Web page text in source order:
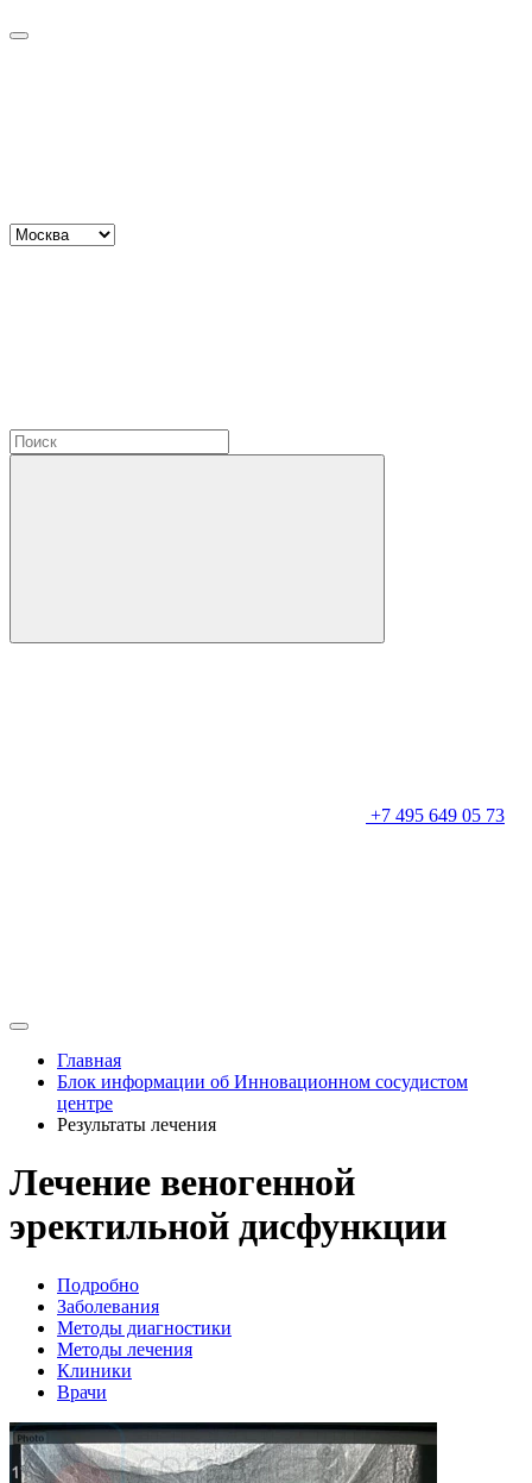
+7 495 649 05 73
Главная
Блок информации об Инновационном сосудистом
центре
Результаты лечения
Лечение веногенной
эректильной дисфункции
Подробно
Заболевания
Методы диагностики
Методы лечения
Клиники
Врачи